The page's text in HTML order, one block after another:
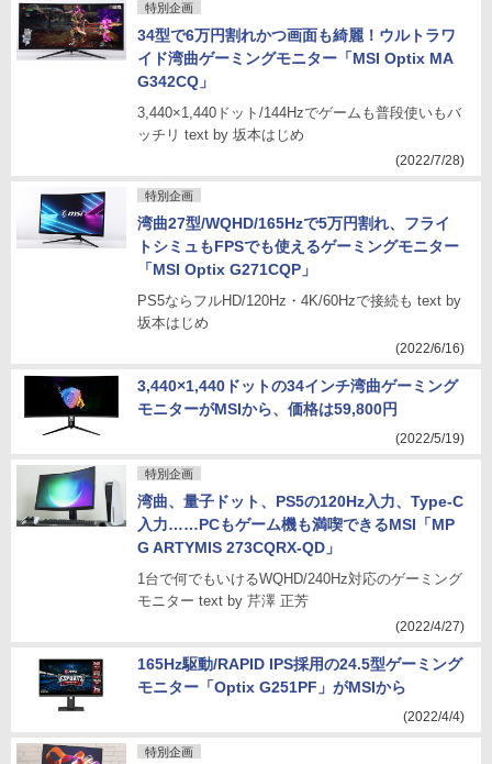
特別企画
34型で6万円割れかつ画面も綺麗！ウルトラワ
イド湾曲ゲーミングモニター「MSI Optix MA
G342CQ」
3,440×1,440ドット/144Hzでゲームも普段使いもバ
ッチリ text by 坂本はじめ
(2022/7/28)
特別企画
湾曲27型/WQHD/165Hzで5万円割れ、フライ
トシミュもFPSでも使えるゲーミングモニター
「MSI Optix G271CQP」
PS5ならフルHD/120Hz・4K/60Hzで接続も text by
坂本はじめ
(2022/6/16)
3,440×1,440ドットの34インチ湾曲ゲーミング
モニターがMSIから、価格は59,800円
(2022/5/19)
特別企画
湾曲、量子ドット、PS5の120Hz入力、Type-C
入力……PCもゲーム機も満喫できるMSI「MP
G ARTYMIS 273CQRX-QD」
1台で何でもいけるWQHD/240Hz対応のゲーミング
モニター text by 芹澤 正芳
(2022/4/27)
165Hz駆動/RAPID IPS採用の24.5型ゲーミング
モニター「Optix G251PF」がMSIから
(2022/4/4)
特別企画